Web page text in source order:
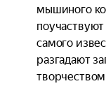
мышиного
самого
разгадают